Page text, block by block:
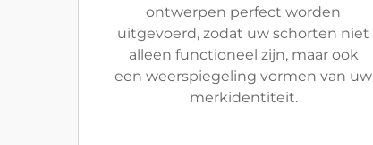
ontwerpen perfect worden
uitgevoerd, zodat uw schorten niet
alleen functioneel zijn, maar ook
een weerspiegeling vormen van uw
merkidentiteit.